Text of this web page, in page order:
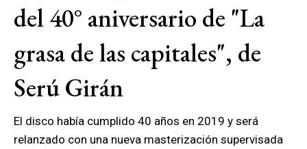
del 40° aniversario de "La
grasa de las capitales", de
Serú Girán
El disco había cumplido 40 años en 2019 y será
relanzado con una nueva masterización supervisada